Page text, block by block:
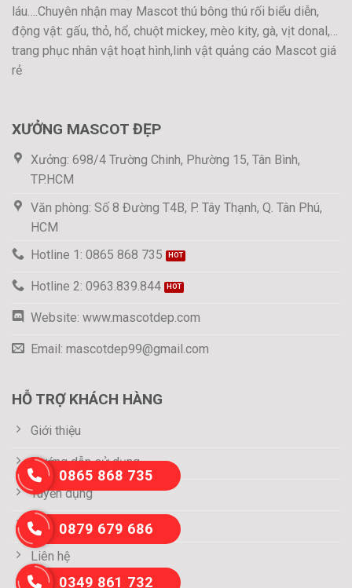
láu….Chuyên nhận may Mascot thú bông thú rối biểu diễn,
động vật: gấu, thỏ, hổ, chuột mickey, mèo kity, gà, vịt donal,…
trang phục nhân vật hoạt hình,linh vật quảng cáo Mascot giá
rẻ
XƯỞNG MASCOT ĐẸP
Xưởng: 698/4 Trường Chinh, Phường 15, Tân Bình,
TP.HCM
Văn phòng: Số 8 Đường T4B, P. Tây Thạnh, Q. Tân Phú,
HCM
Hotline 1: 0865 868 735
Hotline 2: 0963.839.844
Website: www.mascotdep.com
Email: mascotdep99@gmail.com
HỖ TRỢ KHÁCH HÀNG
Giới thiệu
Hướng dẫn sử dụng
Tuyển dụng
Thông tin thanh toán
Liên hệ
0865 868 735
0879 679 686
0349 861 732